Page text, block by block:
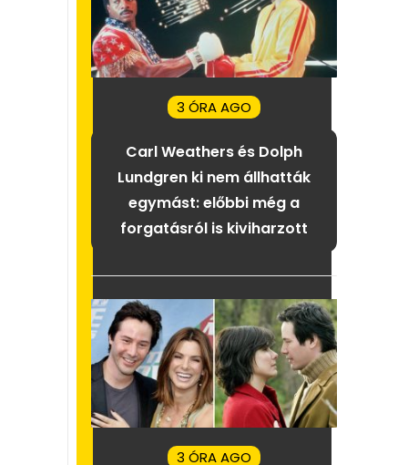
3 ÓRA AGO
Carl Weathers és Dolph
Lundgren ki nem állhatták
egymást: előbbi még a
forgatásról is kiviharzott
3 ÓRA AGO